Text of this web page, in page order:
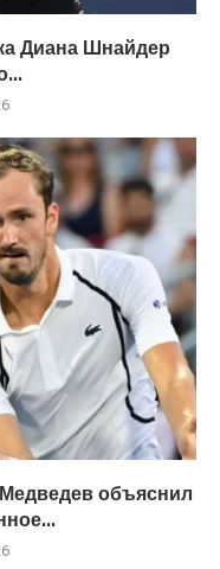
Диана Шнайдер
объяснил